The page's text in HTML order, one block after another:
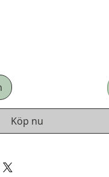
Köp nu